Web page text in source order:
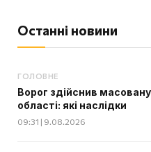
Останні новини
ГОЛОВНЕ
Ворог здійснив
області: які наслідки
09:31 | 9.08.2026